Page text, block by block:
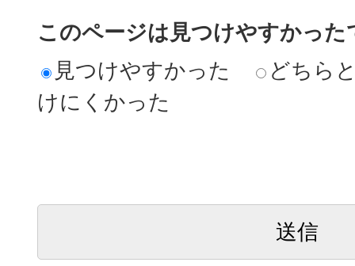
このページは見つけやすかった
見つけやすかった
どちら
けにくかった